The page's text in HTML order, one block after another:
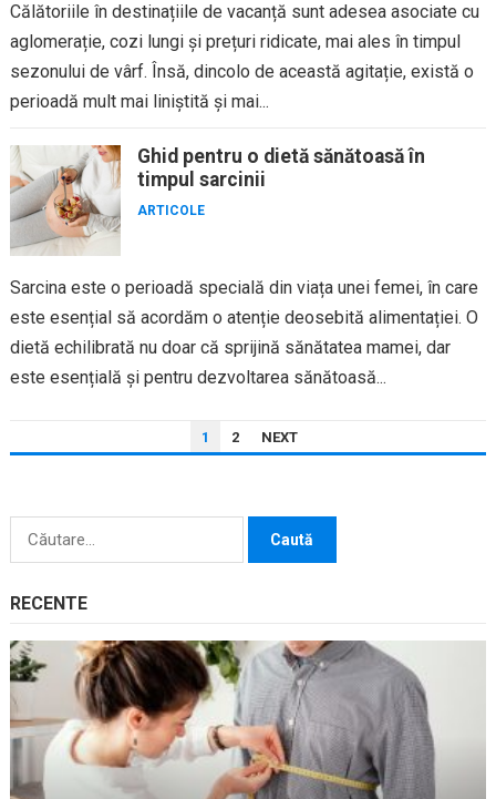
Călătoriile în destinațiile de vacanță sunt adesea asociate cu
aglomerație, cozi lungi și prețuri ridicate, mai ales în timpul
sezonului de vârf. Însă, dincolo de această agitație, există o
perioadă mult mai liniștită și mai...
Ghid pentru o dietă sănătoasă în
timpul sarcinii
ARTICOLE
Sarcina este o perioadă specială din viața unei femei, în care
este esențial să acordăm o atenție deosebită alimentației. O
dietă echilibrată nu doar că sprijină sănătatea mamei, dar
este esențială și pentru dezvoltarea sănătoasă...
ARTICOLE
1 2 NEXT
Caută
RECENTE